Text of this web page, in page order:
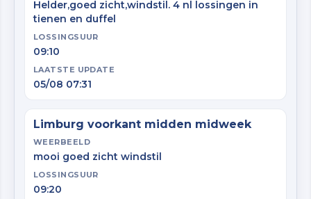
Helder,goed zicht,windstil. 4 nl lossingen in
tienen en duffel
LOSSINGSUUR
09:10
LAATSTE UPDATE
05/08 07:31
Limburg voorkant midden midweek
WEERBEELD
mooi goed zicht windstil
LOSSINGSUUR
09:20